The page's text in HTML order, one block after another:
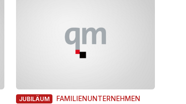
JUBILÄUM
FAMILIENUNTERNEHMEN